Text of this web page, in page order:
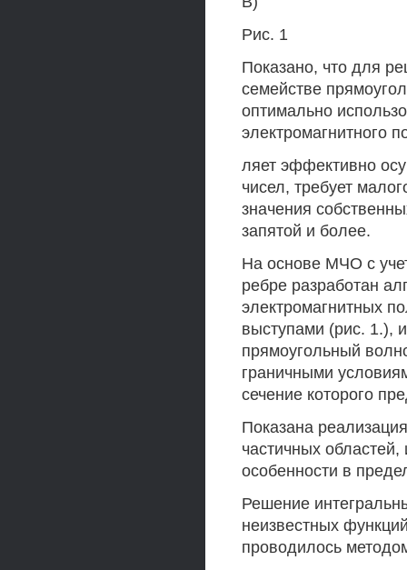
Рис. 1
Показано, что для
семействе
оптимально
электромагнитного
ляет эффективно
чисел, требует
значения
запятой и более.
На основе МЧО с
ребре разработан
электромагнитных
выступами (рис. 1.),
прямоугольный
граничными
сечение которого
Показана
частичных
особенности в
Решение
неизвестных
проводилось